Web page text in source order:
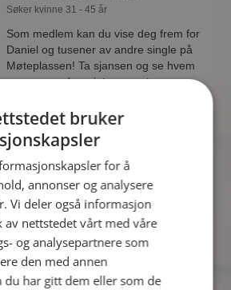
Søker kvinne 31 - 45 år
Som medlem kan du vise deg frem for
Daniel og tusener av andre single på
Møteplassen! Ta sjansen og se hvem
som synes du er interessant.
Jon
44 år fra Levanger i Trøndelag
Søker kvinne 30 - 49 år
Vil du vite om Jon er den rette for deg?
Bli medlem og se hva Jon liker å gjøre
om kvelden. Kanskje en
treningsentusiast som deg selv?
bruker
for å
annonser og analysere
Vi deler også informasjon
av nettstedet vårt med våre
og analysepartnere som
den med annen
du har gitt dem eller som de